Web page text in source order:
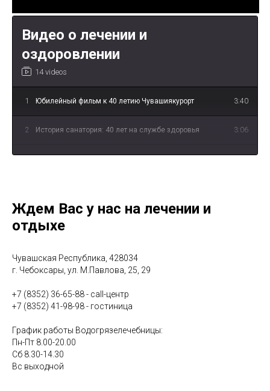
Видео о лечении и
оздоровлении
14 videos
1 Юбилейный фильм к 40 летию Чувашиякурорт 3:40
2 История санатория: 40 лет на службе здоровья 3:06
5 «Спецагенты» - о физиотерапевтическом лечении
6 "В чём уникальность лечебной грязи Сапропель?"
8 "В чём польза барокамеры?"
"Что лечит мануальный терапевт?"
10 "Какие виды услуг есть в отделении гинекологии?"
Ждем Вас у нас на лечении и
отдыхе
Чувашская Республика, 428034
г. Чебоксары, ул. М.Павлова, 25, 29
+7 (8352) 36-65-88 - call-центр
+7 (8352) 41-98-98 - гостиница
График работы Водогрязелечебницы:
Пн-Пт 8.00-20.00
Сб 8.30-14.30
Вс выходной